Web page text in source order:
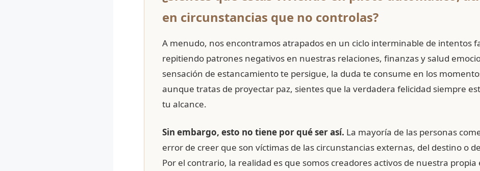
en circunstancias que no controlas?
A menudo, nos encontramos atrapados en un ciclo interminable de intentos
repitiendo patrones negativos en nuestras relaciones, finanzas y salud
sensación de estancamiento te persigue, la duda te consume en los
aunque tratas de proyectar paz, sientes que la verdadera felicidad siempre
tu alcance.
Sin embargo, esto no tiene por qué ser así. La mayoría de las personas
error de creer que son víctimas de las circunstancias externas, del destino o
Por el contrario, la realidad es que somos creadores activos de nuestra propia